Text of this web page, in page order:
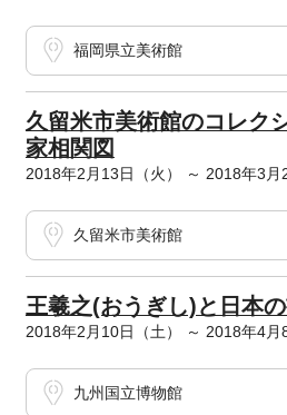
福岡県立美術館
久留米市美術館のコレク
家相関図
2018年2月13日（火） ～ 2018年3月
久留米市美術館
王羲之(おうぎし)と日本
2018年2月10日（土） ～ 2018年4月8
九州国立博物館